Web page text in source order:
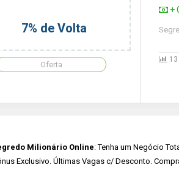
7% de Volta
Oferta
+
Milionário Online: Tenha um Negócio
Exclusivo. Últimas Vagas c/ Desconto.